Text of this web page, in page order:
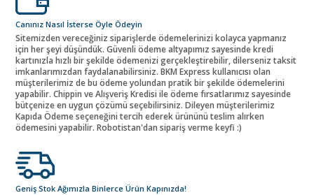
Canınız Nasıl İsterse Öyle Ödeyin
Sitemizden vereceğiniz siparişlerde ödemelerinizi kolayca yapmanız
için her şeyi düşündük. Güvenli ödeme altyapımız sayesinde kredi
kartınızla hızlı bir şekilde ödemenizi gerçekleştirebilir, dilerseniz taksit
imkanlarımızdan faydalanabilirsiniz. BKM Express kullanıcısı olan
müşterilerimiz de bu ödeme yolundan pratik bir şekilde ödemelerini
yapabilir. Chippin ve Alışveriş Kredisi ile ödeme fırsatlarımız sayesinde
bütçenize en uygun çözümü seçebilirsiniz. Dileyen müşterilerimiz
Kapıda Ödeme seçeneğini tercih ederek ürününü teslim alırken
ödemesini yapabilir. Robotistan'dan sipariş verme keyfi :)
Geniş Stok Ağımızla Binlerce Ürün Kapınızda!